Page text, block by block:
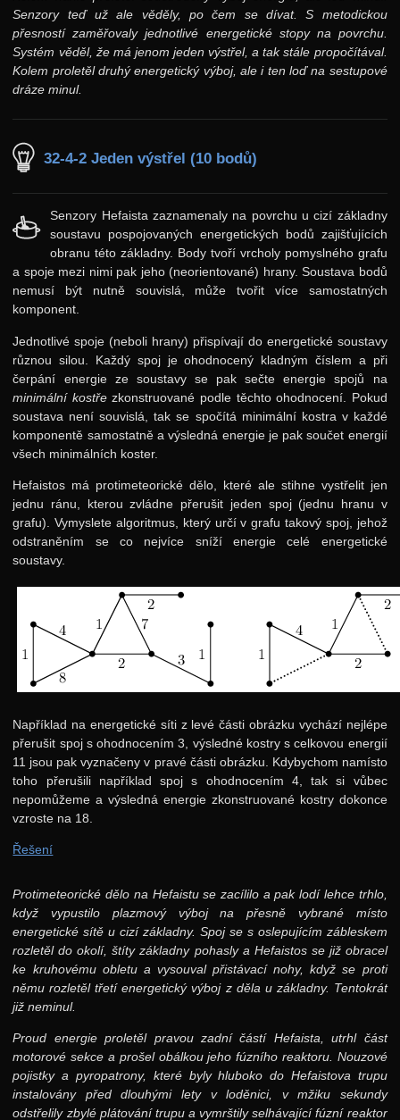
Senzory teď už ale věděly, po čem se dívat. S metodickou
přesností zaměřovaly jednotlivé energetické stopy na povrchu.
Systém věděl, že má jenom jeden výstřel, a tak stále propočítával.
Kolem proletěl druhý energetický výboj, ale i ten loď na sestupové
dráze minul.
32-4-2 Jeden výstřel (10 bodů)
Senzory Hefaista zaznamenaly na povrchu u cizí základny
soustavu pospojovaných energetických bodů zajišťujících
obranu této základny. Body tvoří vrcholy pomyslného grafu
a spoje mezi nimi pak jeho (neorientované) hrany. Soustava bodů
nemusí být nutně souvislá, může tvořit více samostatných
komponent.
Jednotlivé spoje (neboli hrany) přispívají do energetické soustavy
různou silou. Každý spoj je ohodnocený kladným číslem a při
čerpání energie ze soustavy se pak sečte energie spojů na
minimální kostřezkonstruované podle těchto ohodnocení. Pokud
soustava není souvislá, tak se spočítá minimální kostra v každé
komponentě samostatně a výsledná energie je pak součet energií
všech minimálních koster.
Hefaistos má protimeteorické dělo, které ale stihne vystřelit jen
jednu ránu, kterou zvládne přerušit jeden spoj (jednu hranu v
grafu). Vymyslete algoritmus, který určí v grafu takový spoj, jehož
odstraněním se co nejvíce sníží energie celé energetické
soustavy.
Například na energetické síti z levé části obrázku vychází nejlépe
přerušit spoj s ohodnocením 3, výsledné kostry s celkovou energií
11 jsou pak vyznačeny v pravé části obrázku. Kdybychom namísto
toho přerušili například spoj s ohodnocením 4, tak si vůbec
nepomůžeme a výsledná energie zkonstruované kostry dokonce
vzroste na 18.
Řešení
Protimeteorické dělo na Hefaistu se zacílilo a pak lodí lehce trhlo,
když vypustilo plazmový výboj na přesně vybrané místo
energetické sítě u cizí základny. Spoj se s oslepujícím zábleskem
rozletěl do okolí, štíty základny pohasly a Hefaistos se již obracel
ke kruhovému obletu a vysouval přistávací nohy, když se proti
němu rozletěl třetí energetický výboj z děla u základny. Tentokrát
již neminul.
Proud energie proletěl pravou zadní částí Hefaista, utrhl část
motorové sekce a prošel obálkou jeho fúzního reaktoru. Nouzové
pojistky a pyropatrony, které byly hluboko do Hefaistova trupu
instalovány před dlouhými lety v loděnici, v mžiku sekundy
odstřelily zbylé plátování trupu a vymrštily selhávající fúzní reaktor